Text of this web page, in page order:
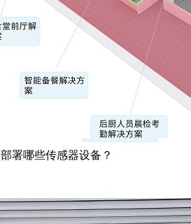
署哪些传感器设备？